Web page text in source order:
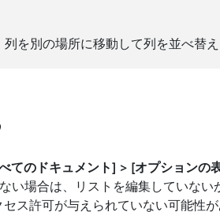
を別の場所に移動して列を並べ替え
てのドキュメント] > [オプションの
い場合は、リストを編集していな
ス許可が与えられていない可能性